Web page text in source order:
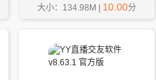
大小：134.98M | 10.00分